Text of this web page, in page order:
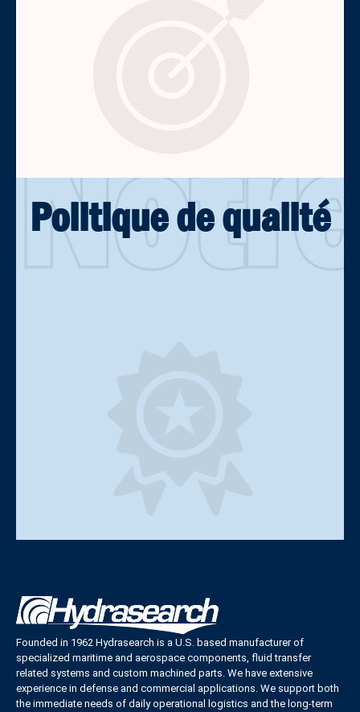
Politique de qualité
Founded in 1962 Hydrasearch is a U.S. based manufacturer of
specialized maritime and aerospace components, fluid transfer
related systems and custom machined parts. We have extensive
experience in defense and commercial applications. We support both
the immediate needs of daily operational logistics and the long-term